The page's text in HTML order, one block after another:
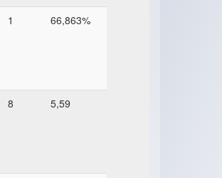
1 66,863%
8 5,59